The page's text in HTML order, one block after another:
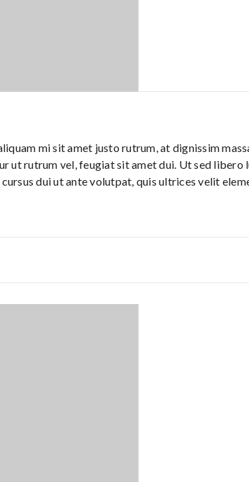
mi sit amet justo rutrum, at dignissim
ut rutrum vel, feugiat sit amet dui. Ut sed libero
dui ut ante volutpat, quis ultrices velit